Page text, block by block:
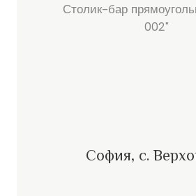
Столик-бар
002"
София, с.